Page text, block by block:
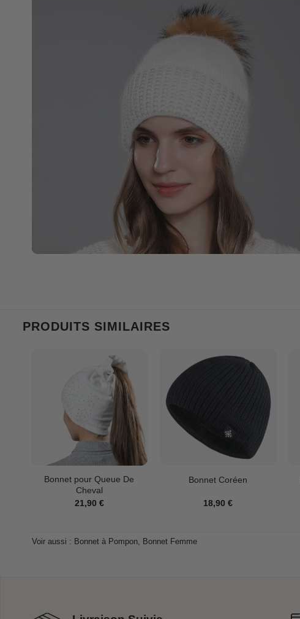
PRODUITS SIMILAIRES
Bonnet pour Queue De
Cheval
21,90 €
Bonnet Coréen
18,90€
Voir aussi : Bonnet à Pompon Bonnet Femme